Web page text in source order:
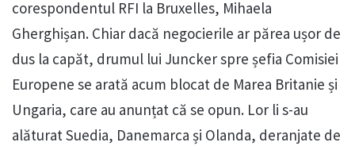
corespondentul RFI la Bruxelles, Mihaela
Gherghișan. Chiar dacă negocierile ar părea ușor de
dus la capăt, drumul lui Juncker spre șefia Comisiei
Europene se arată acum blocat de Marea Britanie și
Ungaria, care au anunțat că se opun. Lor li s-au
alăturat Suedia, Danemarca și Olanda, deranjate de